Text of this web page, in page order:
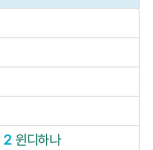
2 윈디하나